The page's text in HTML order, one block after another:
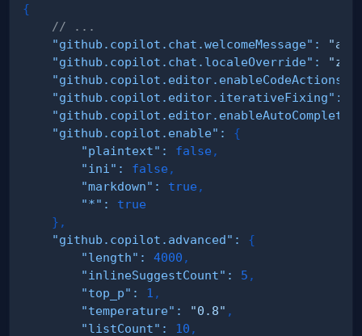
{
// ...
"github.copilot.chat.welcomeMessage" :
"github.copilot.chat.localeOverride" :
"zh-
"github.copilot.editor.enableCodeActions"
"github.copilot.editor.iterativeFixing" :
"github.copilot.enable" :
{
"plaintext" : false ,
"ini" : false ,
"markdown" : true ,
"*" :
true
} ,
"github.copilot.advanced" :
{
"length" : 4000 ,
"inlineSuggestCount" : 5 ,
"top_p" : 1 ,
"temperature" : "0.8" ,
"listCount" : 10 ,